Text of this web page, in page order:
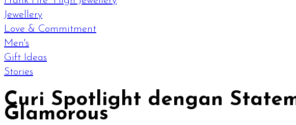
Jewellery
Love & Commitment
Men's
Gift Ideas
Stories
Curi Spotlight dengan
Glamorous